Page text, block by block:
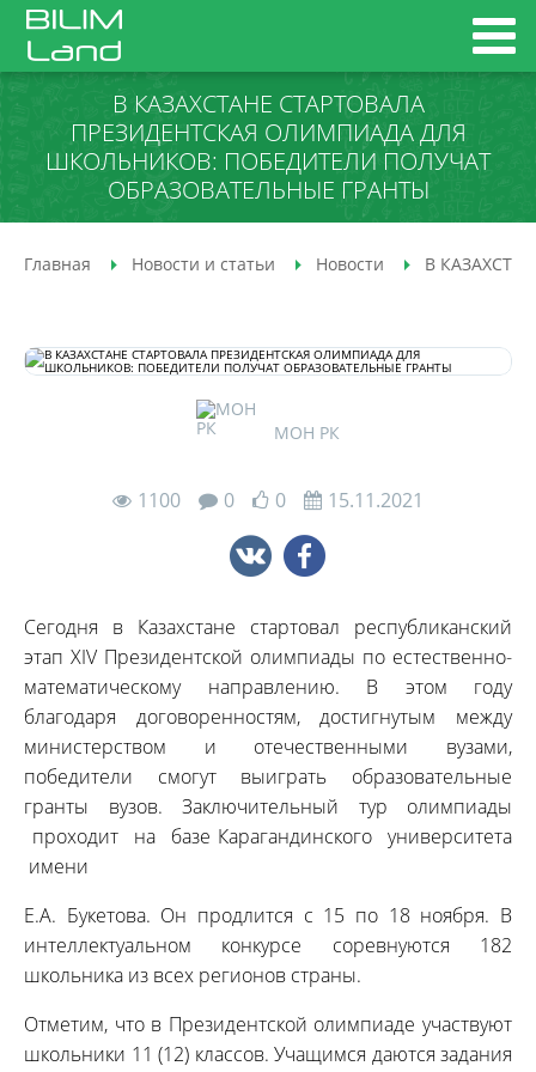
В КАЗАХСТАНЕ СТАРТОВАЛА
ПРЕЗИДЕНТСКАЯ ОЛИМПИАДА ДЛЯ
ШКОЛЬНИКОВ: ПОБЕДИТЕЛИ ПОЛУЧАТ
ОБРАЗОВАТЕЛЬНЫЕ ГРАНТЫ
Главная Новости и статьи Новости В
МОН РК
1100 0 0 15.11.2021
Сегодня в Казахстане стартовал республиканский
этап ХІV Президентской олимпиады по естественно-
математическому направлению. В этом году
благодаря договоренностям, достигнутым между
министерством и отечественными вузами,
победители смогут выиграть образовательные
гранты вузов. Заключительный тур олимпиады
проходит на базе Карагандинского университета
имени
Е.А. Букетова. Он продлится с 15 по 18 ноября. В
интеллектуальном конкурсе соревнуются 182
школьника из всех регионов страны.
Отметим, что в Президентской олимпиаде участвуют
школьники 11 (12) классов. Учащимся даются задания